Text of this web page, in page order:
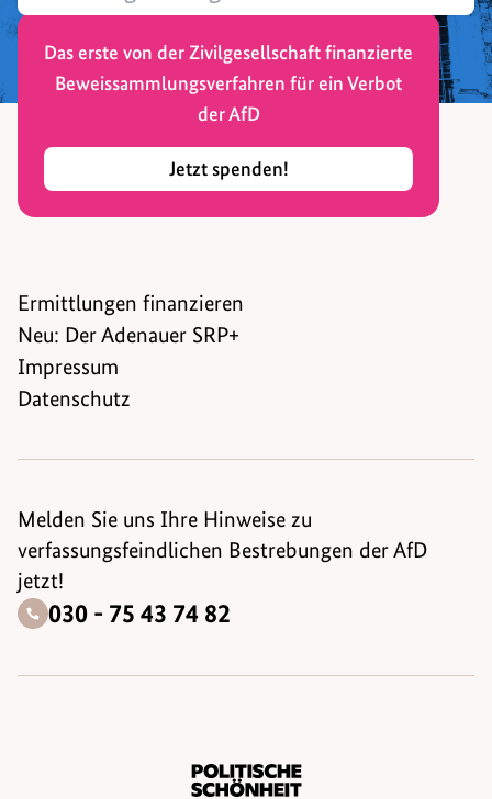
Das erste von der Zivilgesellschaft finanzierte
Beweissammlungsverfahren für ein Verbot
der AfD
Jetzt spenden!
Ermittlungen finanzieren
Neu: Der Adenauer SRP+
Impressum
Datenschutz
Melden Sie uns Ihre Hinweise zu
verfassungsfeindlichen Bestrebungen der AfD
jetzt!
030 - 75 43 74 82